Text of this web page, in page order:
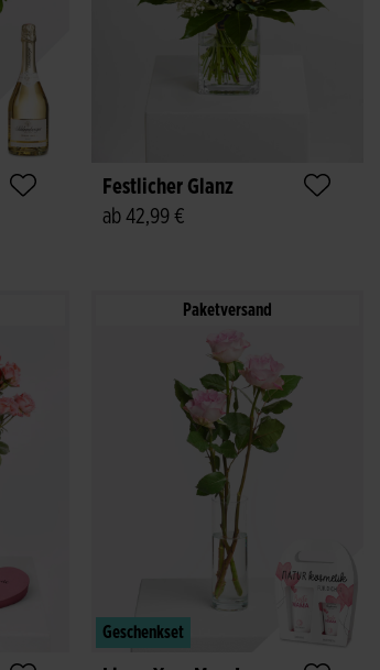
Festlicher Glanz
ab 42,99 €
Paketversand
Geschenkset